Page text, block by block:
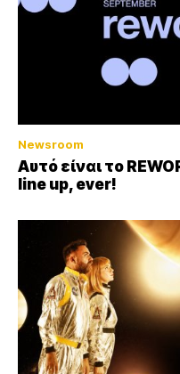
Newsroom
Αυτό είναι το
line up, ever!